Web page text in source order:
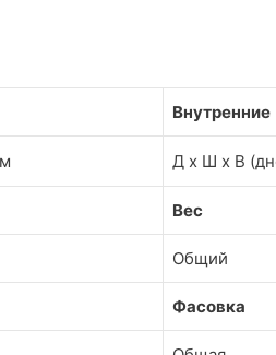
Внутренние
Д х Ш х В
Вес
Общий
Фасовка